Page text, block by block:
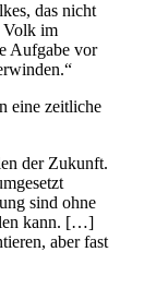
das nicht
Volk im
Aufgabe vor
eine zeitliche
der Zukunft.
sind ohne
kann. […]
aber fast